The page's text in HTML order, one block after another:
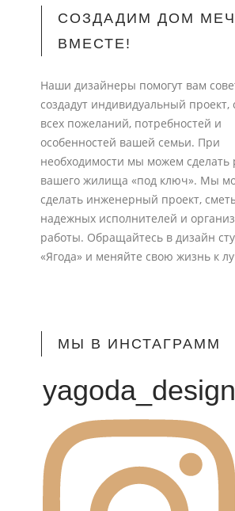
СОЗДАДИМ ДОМ
ВМЕСТЕ!
Наши дизайнеры помогут вам
создадут индивидуальный проект,
всех пожеланий, потребностей и
особенностей вашей семьи. При
необходимости мы можем сделать
вашего жилища «под ключ». Мы
сделать инженерный проект,
надежных исполнителей и
работы. Обращайтесь в дизайн
«Ягода» и меняйте свою жизнь к
МЫ В ИНСТАГРАММ
yagoda_design